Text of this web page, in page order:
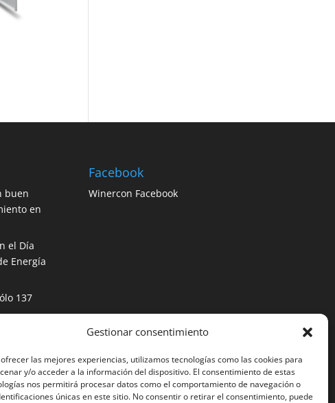
Gestionar consentimiento
las mejores experiencias, utilizamos tecnologías como las cookies para
y/o acceder a la información del dispositivo. El consentimiento de estas
nos permitirá procesar datos como el comportamiento de navegación o
únicas en este sitio. No consentir o retirar el consentimiento, puede
buen
en
el Día
Energía
137
de
Facebook
Winercon Facebook